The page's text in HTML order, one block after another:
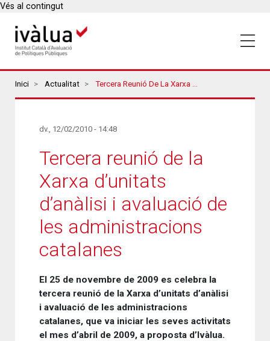
Vés al contingut
Breadcrumbs
Inici Actualitat Tercera Reunió De La Xarxa D’unitats D’anàlisi I Avaluació De Les Administracions Catalanes
dv., 12/02/2010 - 14:48
Tercera reunió de la
Xarxa d’unitats
d’anàlisi i avaluació de
les administracions
catalanes
El 25 de novembre de 2009 es celebra la
tercera reunió de la Xarxa d’unitats d’anàlisi
i avaluació de les administracions
catalanes, que va iniciar les seves activitats
el mes d’abril de 2009, a proposta d’Ivàlua.